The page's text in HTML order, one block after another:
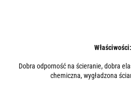
Właściwości:
Dobra odporność na ścieranie, dobra
chemiczna, wygładzona